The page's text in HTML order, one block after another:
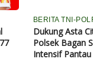
BERITA TNI-
Dukung Asta
Polsek Bagan
Intensif